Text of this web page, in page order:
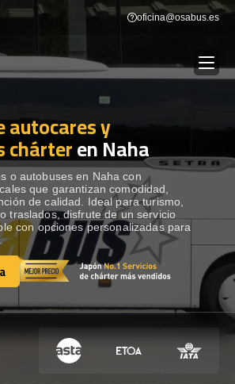
oficina@osabus.es
Show dropdown
Show dropdown
autocares y
chárteren Naha
o autobuses en Naha con
que garantizan comodidad,
de calidad. Ideal para turismo,
traslados, disfrute de un servicio
con opciones personalizadas para